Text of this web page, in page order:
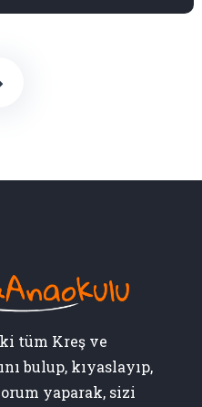
tüm Kreş ve
bulup, kıyaslayıp,
yaparak, sizi